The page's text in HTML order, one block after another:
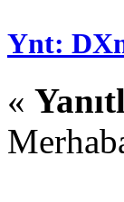
Ynt:
«